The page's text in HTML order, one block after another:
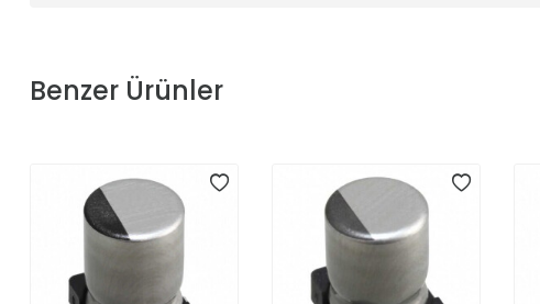
Benzer Ürünler